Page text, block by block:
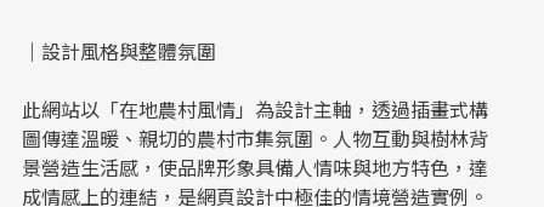
｜設計風格與整體氛圍
此網站以「在地農村風情」為設計主軸，透過插畫式構
圖傳達溫暖、親切的農村市集氛圍。人物互動與樹林背
景營造生活感，使品牌形象具備人情味與地方特色，達
成情感上的連結，是網頁設計中極佳的情境營造實例。